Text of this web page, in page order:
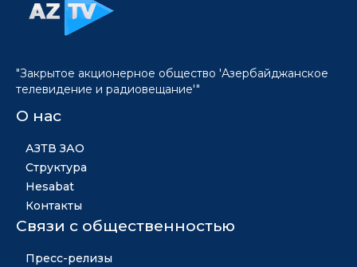
"Закрытое акционерное общество 'Азербайджанское
телевидение и радиовещание'"
О нас
АЗТВ ЗАО
Структура
Hesabat
Контакты
Связи с общественностью
Пресс-релизы